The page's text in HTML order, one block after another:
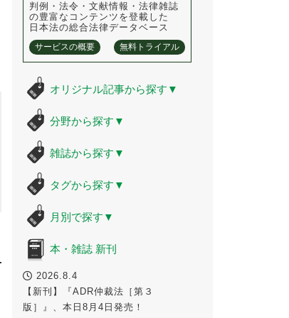
判例・法令・文献情報・法律雑誌
の豊富なコンテンツを登載した
日本法の総合法律データベース
サービスの概要 無料トライアル
オリジナル記事から探す ▼
分野から探す ▼
雑誌から探す ▼
タグから探す ▼
月別で探す ▼
本・雑誌 新刊
2026.8.4
【新刊】『ADR仲裁法［第３
版］』、本日8月4日発売！